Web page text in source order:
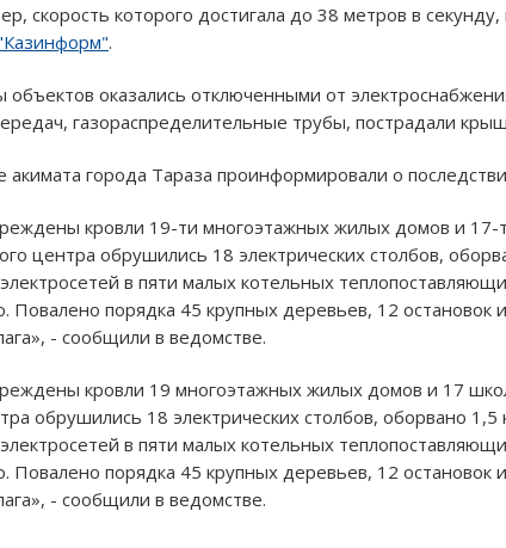
скорость которого достигала до 38 метров в
.
объектов оказались отключенными от
газораспределительные трубы, пострадали
города Тараза проинформировали о
кровли 19-ти многоэтажных жилых домов и
центра обрушились 18 электрических столбов,
в пяти малых котельных
Повалено порядка 45 крупных деревьев, 12
- сообщили в ведомстве.
кровли 19 многоэтажных жилых домов и 17
обрушились 18 электрических столбов, оборвано
в пяти малых котельных
Повалено порядка 45 крупных деревьев, 12
- сообщили в ведомстве.